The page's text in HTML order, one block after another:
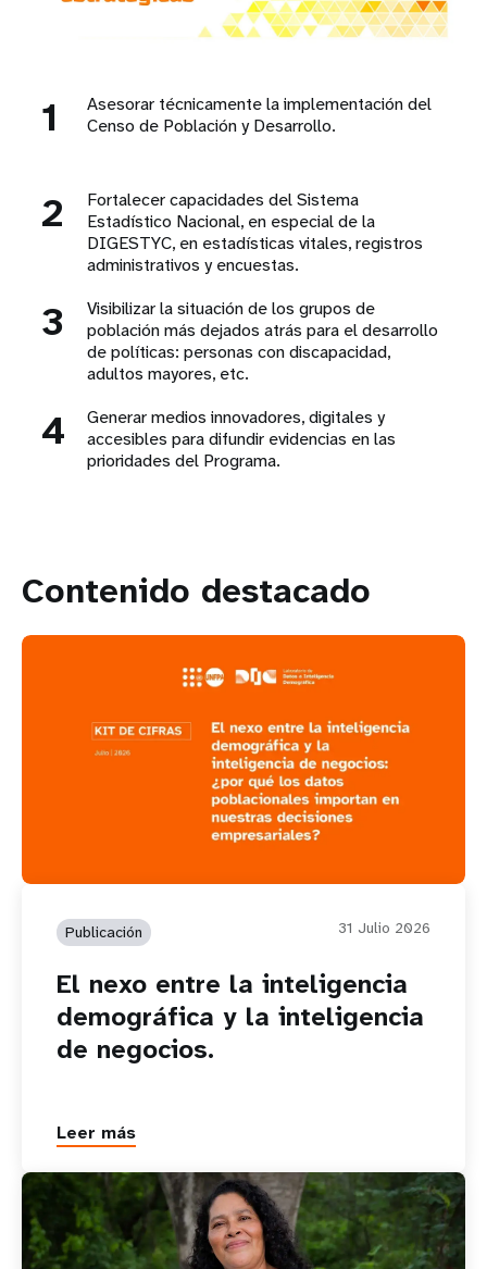
1
Asesorar técnicamente la implementación del
Censo de Población y Desarrollo.
2
Fortalecer capacidades del Sistema
Estadístico Nacional, en especial de la
DIGESTYC, en estadísticas vitales, registros
administrativos y encuestas.
3
Visibilizar la situación de los grupos de
población más dejados atrás para el desarrollo
de políticas: personas con discapacidad,
adultos mayores, etc.
4
Generar medios innovadores, digitales y
accesibles para difundir evidencias en las
prioridades del Programa.
Contenido destacado
Publicación 31 Julio 2026
El nexo entre la inteligencia
demográfica y la inteligencia
de negocios.
Leer más